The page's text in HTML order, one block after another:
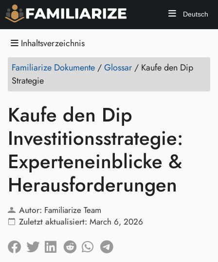
Deutsch
Inhaltsverzeichnis
Familiarize Dokumente /Glossar / Kaufe den Dip
Strategie
Kaufe den Dip
Investitionsstrategie:
Experteneinblicke &
Herausforderungen
Autor: Familiarize Team
Zuletzt aktualisiert: March 6, 2026